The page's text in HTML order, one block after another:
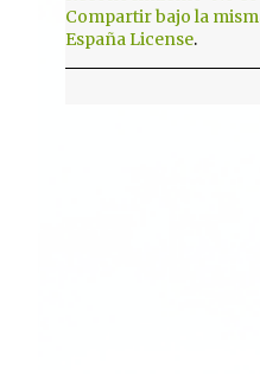
Compartir bajo la
España License.